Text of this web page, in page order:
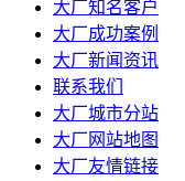
大厂知名客户
大厂成功案例
大厂新闻资讯
联系我们
大厂城市分站
大厂网站地图
大厂友情链接